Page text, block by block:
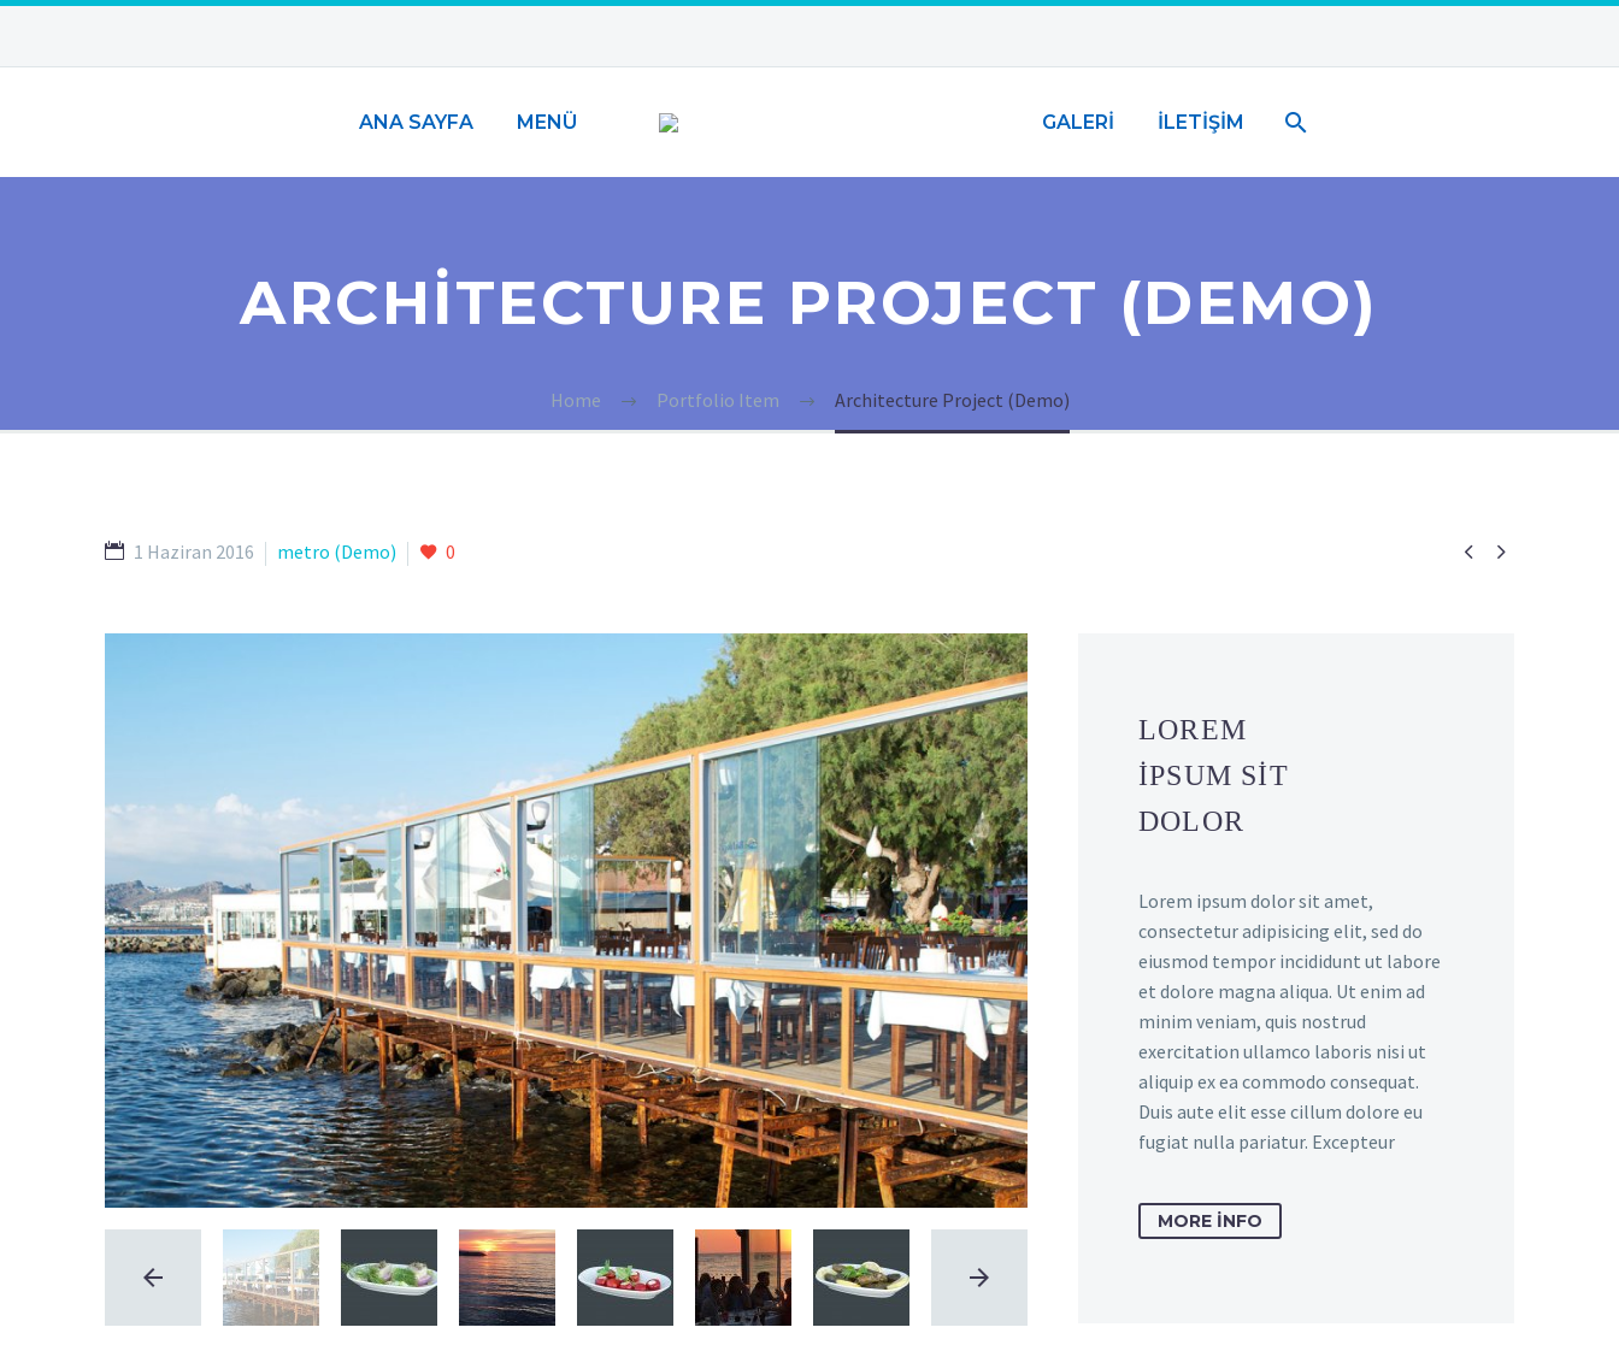
ANA SAYFA MENÜ GALERİ İLETİŞİM
ARCHITECTURE PROJECT (DEMO)
Home Portfolio Item Architecture Project (Demo)
 
1 Haziran 2016 metro (Demo) 0
LOREM
IPSUM SIT
DOLOR
Lorem ipsum dolor sit amet,
consectetur adipisicing elit, sed do
eiusmod tempor incididunt ut labore
et dolore magna aliqua. Ut enim ad
minim veniam, quis nostrud
exercitation ullamco laboris nisi ut
aliquip ex ea commodo consequat.
Duis aute elit esse cillum dolore eu
fugiat nulla pariatur. Excepteur
MORE INFO